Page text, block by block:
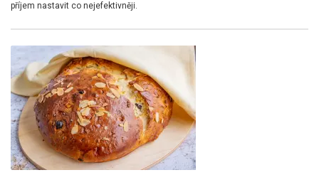
příjem nastavit co nejefektivněji.